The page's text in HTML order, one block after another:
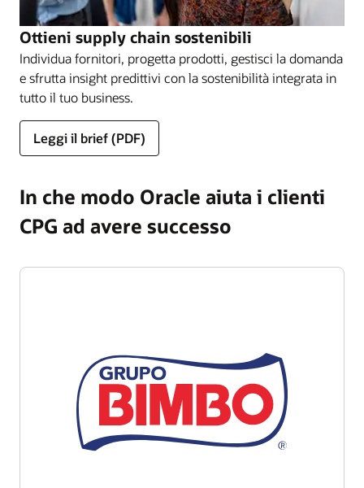
Ottieni supply chain sostenibili
Individua fornitori, progetta prodotti, gestisci la domanda
e sfrutta insight predittivi con la sostenibilità integrata in
tutto il tuo business.
Leggi il brief (PDF)
In che modo Oracle aiuta i clienti
CPG ad avere successo